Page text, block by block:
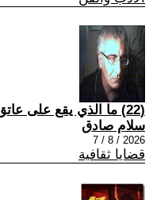
(22) ما الذي يقع على عاتق الشعراء
سلام صادق
2026 / 8 / 7
قضايا ثقافية